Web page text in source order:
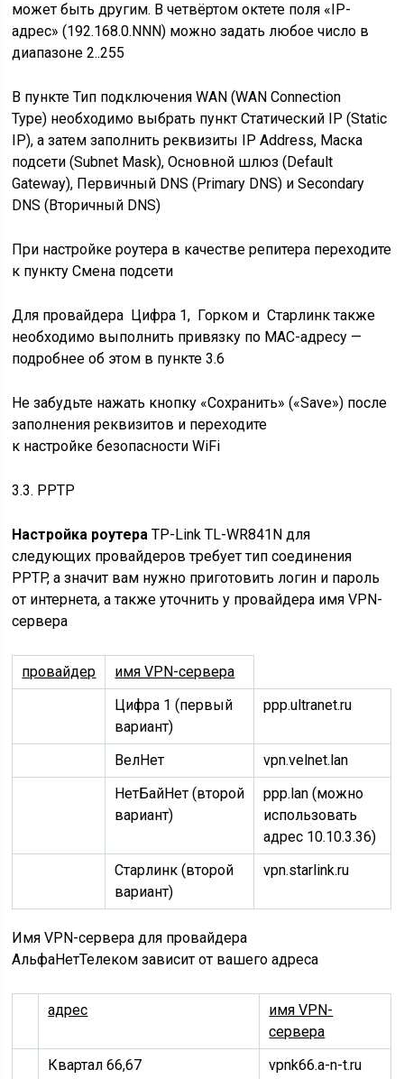
может быть другим. В четвёртом октете поля «IP-
адрес» (192.168.0.NNN) можно задать любое число в
диапазоне 2..255
В пункте Тип подключения WAN (WAN Connection
Type) необходимо выбрать пункт Статический IP (Static
IP), а затем заполнить реквизиты IP Address, Маска
подсети (Subnet Mask), Основной шлюз (Default
Gateway), Первичный DNS (Primary DNS) и Secondary
DNS (Вторичный DNS)
При настройке роутера в качестве репитера переходите
к пунктуСмена подсети
Для провайдера Цифра 1, Горком и Старлинк также
необходимо выполнить привязку по MAC-адресу —
подробнее об этом в пункте 3.6
Не забудьте нажать кнопку «Сохранить» («Save») после
заполнения реквизитов и переходите
к настройке безопасности WiFi
3.3. PPTP
Настройка роутера TP-Link TL-WR841N для
следующих провайдеров требует тип соединения
PPTP, а значит вам нужно приготовить логин и пароль
от интернета, а также уточнить у провайдера имя VPN-
сервера
провайдер
имя VPN-сервера
Цифра 1 (первый
вариант)
ppp.ultranet.ru
ВелНет
vpn.velnet.lan
НетБайНет (второй
вариант)
ppp.lan (можно
использовать
адрес 10.10.3.36)
Старлинк (второй
вариант)
vpn.starlink.ru
Имя VPN-сервера для провайдера
АльфаНетТелеком зависит от вашего адреса
адрес
имя VPN-
сервера
Квартал 66,67
vpnk66.a-n-t.ru